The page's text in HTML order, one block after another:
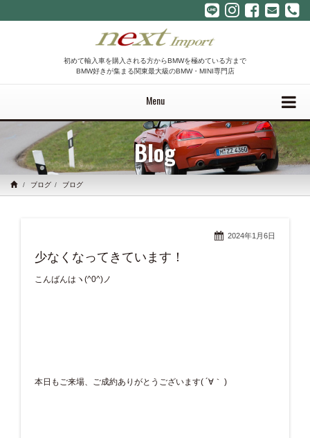
初めて輸入車を購入される方からBMWを極めている方まで
BMW好きが集まる関東最大級のBMW・MINI専門店
Menu
Blog
ブログ ブログ
2024年1月6日
少なくなってきています！
こんばんはヽ(^0^)ノ
本日もご来場、ご成約ありがとうございます( ´∀｀ )